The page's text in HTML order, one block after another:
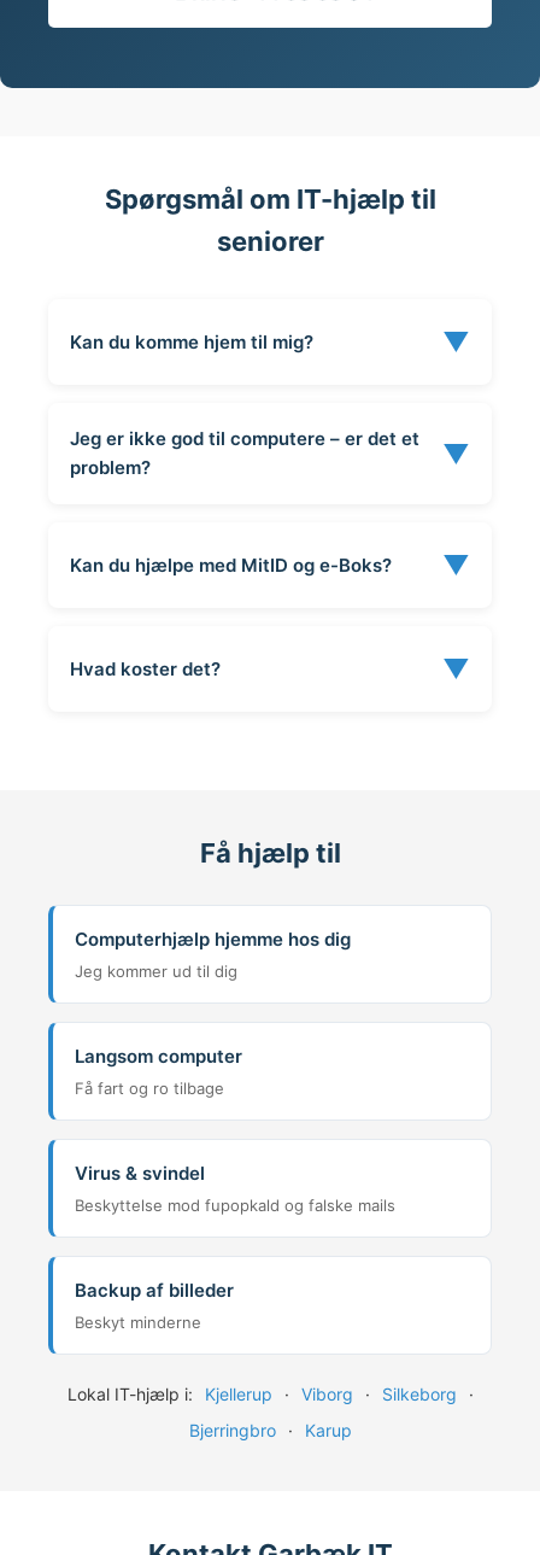
Spørgsmål om IT-hjælp til
seniorer
Kan du komme hjem til mig? ▼
Jeg er ikke god til computere – er det et
problem?
▼
Kan du hjælpe med MitID og e-Boks? ▼
Hvad koster det? ▼
Få hjælp til
Computerhjælp hjemme hos dig
Jeg kommer ud til dig
Langsom computer
Få fart og ro tilbage
Virus & svindel
Beskyttelse mod fupopkald og falske mails
Backup af billeder
Beskyt minderne
Lokal IT-hjælp i: Kjellerup · Viborg · Silkeborg
·
Bjerringbro
· Karup